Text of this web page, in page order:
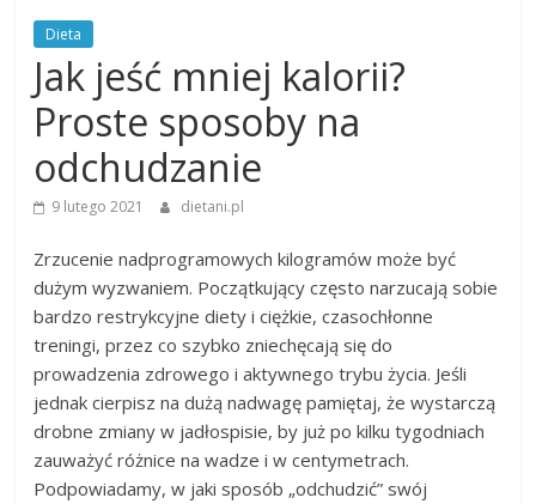
Dieta
Jak jeść mniej kalorii?
Proste sposoby na
odchudzanie
9 lutego 2021 dietani.pl
Zrzucenie nadprogramowych kilogramów może być
dużym wyzwaniem. Początkujący często narzucają sobie
bardzo restrykcyjne diety i ciężkie, czasochłonne
treningi, przez co szybko zniechęcają się do
prowadzenia zdrowego i aktywnego trybu życia. Jeśli
jednak cierpisz na dużą nadwagę pamiętaj, że wystarczą
drobne zmiany w jadłospisie, by już po kilku tygodniach
zauważyć różnice na wadze i w centymetrach.
Podpowiadamy, w jaki sposób „odchudzić” swój